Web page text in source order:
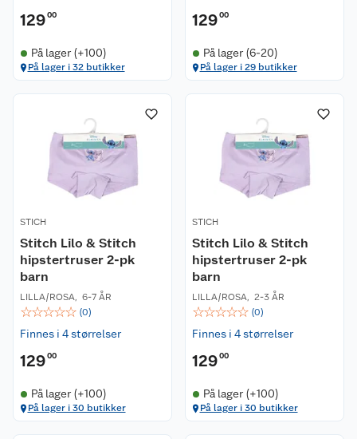
12900
På lager (+100)
På lager i 32 butikker
12900
På lager (6-20)
På lager i 29 butikker
STICH
Stitch Lilo & Stitch
hipstertruser 2-pk
barn
LILLA/ROSA, 6-7 ÅR
☆☆☆☆☆ (0)
Finnes i 4 størrelser
12900
På lager (+100)
På lager i 30 butikker
STICH
Stitch Lilo & Stitch
hipstertruser 2-pk
barn
LILLA/ROSA, 2-3 ÅR
☆☆☆☆☆ (0)
Finnes i 4 størrelser
12900
På lager (+100)
På lager i 30 butikker